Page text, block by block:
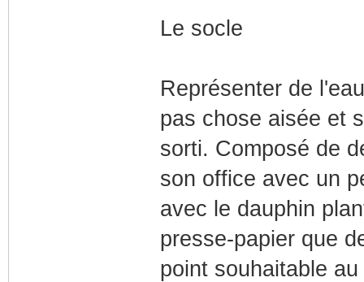
Le socle
Représenter de
pas chose aisée et
sorti. Composé de
son office avec un
avec le dauphin
presse-papier que
point souhaitable